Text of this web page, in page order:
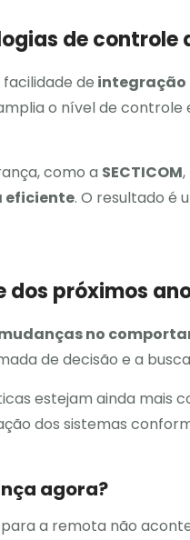
de controle
de integração
o nível de
como a SECTICOM
eficiente. O resultado é
próximos
no
de decisão e a
estejam ainda
dos sistemas
agora?
a remota não